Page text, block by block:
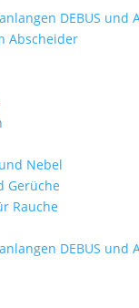
DEBUS und
Abscheider
Nebel
Gerüche
Rauche
DEBUS und